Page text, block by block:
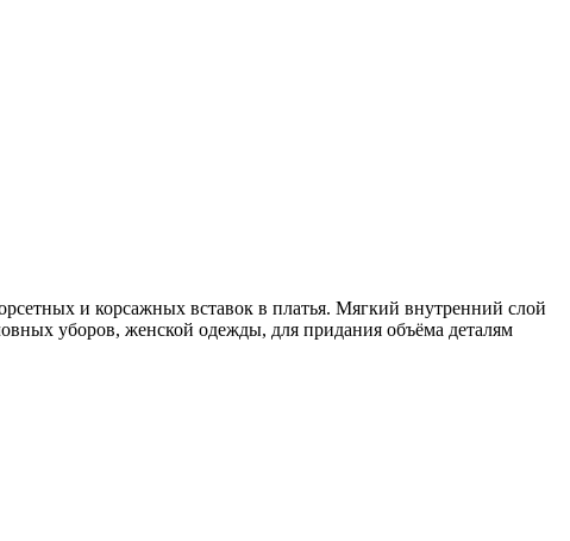
и корсажных вставок в платья. Мягкий внутренний слой
уборов, женской одежды, для придания объёма деталям